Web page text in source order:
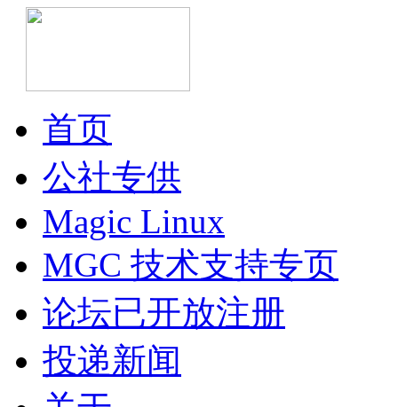
首页
公社专供
Magic Linux
MGC 技术支持专页
论坛已开放注册
投递新闻